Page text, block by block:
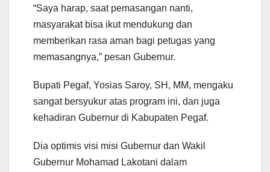
“Saya harap, saat pemasangan nanti,
masyarakat bisa ikut mendukung dan
memberikan rasa aman bagi petugas yang
memasangnya,” pesan Gubernur.
Bupati Pegaf, Yosias Saroy, SH, MM, mengaku
sangat bersyukur atas program ini, dan juga
kehadiran Gubernur di Kabupaten Pegaf.
Dia optimis visi misi Gubernur dan Wakil
Gubernur Mohamad Lakotani dalam